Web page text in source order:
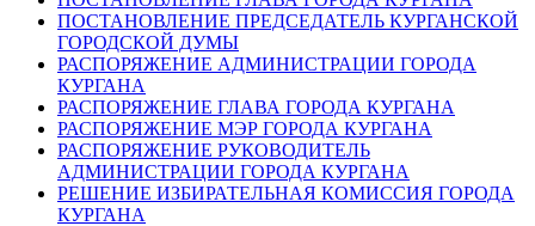
ПОСТАНОВЛЕНИЕ ПРЕДСЕДАТЕЛЬ КУРГАНСКОЙ
ГОРОДСКОЙ ДУМЫ
РАСПОРЯЖЕНИЕ АДМИНИСТРАЦИИ ГОРОДА
КУРГАНА
РАСПОРЯЖЕНИЕ ГЛАВА ГОРОДА КУРГАНА
РАСПОРЯЖЕНИЕ МЭР ГОРОДА КУРГАНА
РАСПОРЯЖЕНИЕ РУКОВОДИТЕЛЬ
АДМИНИСТРАЦИИ ГОРОДА КУРГАНА
РЕШЕНИЕ ИЗБИРАТЕЛЬНАЯ КОМИССИЯ ГОРОДА
КУРГАНА